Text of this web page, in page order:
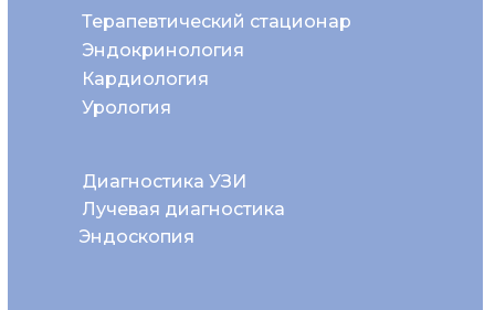
Диагностика УЗИ
Эндоскопия
Эндокринология
Терапевтический стационар
Кардиология
Урология
Лучевая диагностика